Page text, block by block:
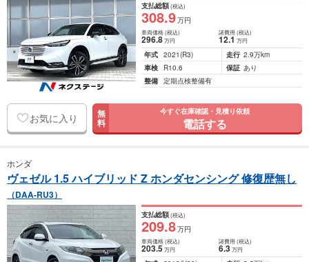
支払総額(税込)
308.9万円
車両価格(税込)
296.8万円
諸費用 (税込)
12.1 万円
年式 2021(R3) 走行 2.9万km
車検
R10.6 保証 あり
整備 定期点検整備有
お気に入り 無
料
今すぐ在庫確認・見積り依頼
電話する
ホンダ
ヴェゼル 1.5 ハイブリッド Z ホンダセンシング 修復歴無し
（DAA-RU3）
支払総額(税込)
209.8万円
車両価格(税込)
203.5万円
諸費用 (税込)
6.3 万円